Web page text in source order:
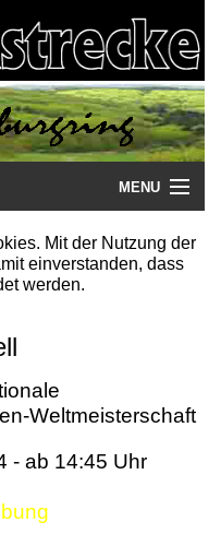
MENU
Mit der Nutzung der
einverstanden, dass
werden.
Weltmeisterschaft
- ab 14:45 Uhr